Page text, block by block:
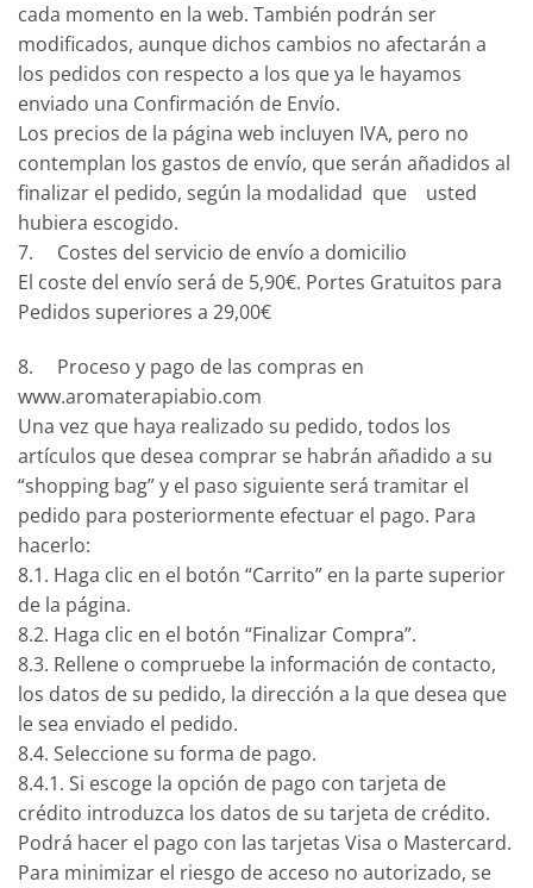
cada momento en la web. También podrán ser
modificados, aunque dichos cambios no afectarán a
los pedidos con respecto a los que ya le hayamos
enviado una Confirmación de Envío.
Los precios de la página web incluyen IVA, pero no
contemplan los gastos de envío, que serán añadidos al
finalizar el pedido, según la modalidad que usted
hubiera escogido.
7. Costes del servicio de envío a domicilio
El coste del envío será de 5,90€. Portes Gratuitos para
Pedidos superiores a 29,00€
8. Proceso y pago de las compras en
www.aromaterapiabio.com
Una vez que haya realizado su pedido, todos los
artículos que desea comprar se habrán añadido a su
“shopping bag” y el paso siguiente será tramitar el
pedido para posteriormente efectuar el pago. Para
hacerlo:
8.1. Haga clic en el botón “Carrito” en la parte superior
de la página.
8.2. Haga clic en el botón “Finalizar Compra”.
8.3. Rellene o compruebe la información de contacto,
los datos de su pedido, la dirección a la que desea que
le sea enviado el pedido.
8.4. Seleccione su forma de pago.
8.4.1. Si escoge la opción de pago con tarjeta de
crédito introduzca los datos de su tarjeta de crédito.
Podrá hacer el pago con las tarjetas Visa o Mastercard.
Para minimizar el riesgo de acceso no autorizado, se